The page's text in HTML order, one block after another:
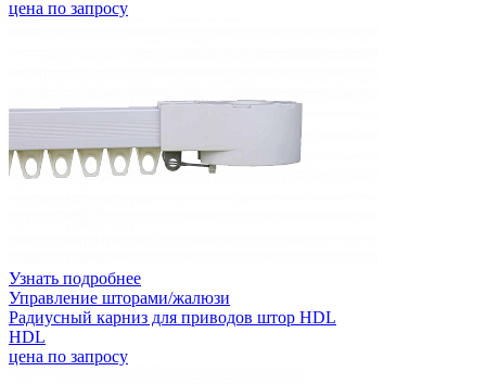
цена по запросу
Узнать подробнее
Управление шторами/жалюзи
Радиусный карниз для приводов штор HDL
HDL
цена по запросу